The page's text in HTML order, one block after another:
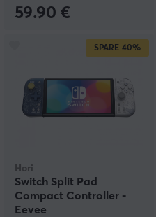
59.90 €
SPARE 40%
Hori
Switch Split Pad
Compact Controller -
Eevee